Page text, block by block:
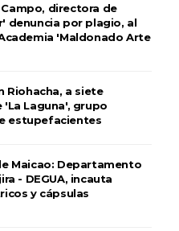
directora de
denuncia por plagio, al
'Maldonado Arte
Riohacha, a siete
Laguna', grupo
estupefacientes
Maicao: Departamento
- DEGUA, incauta
y cápsulas